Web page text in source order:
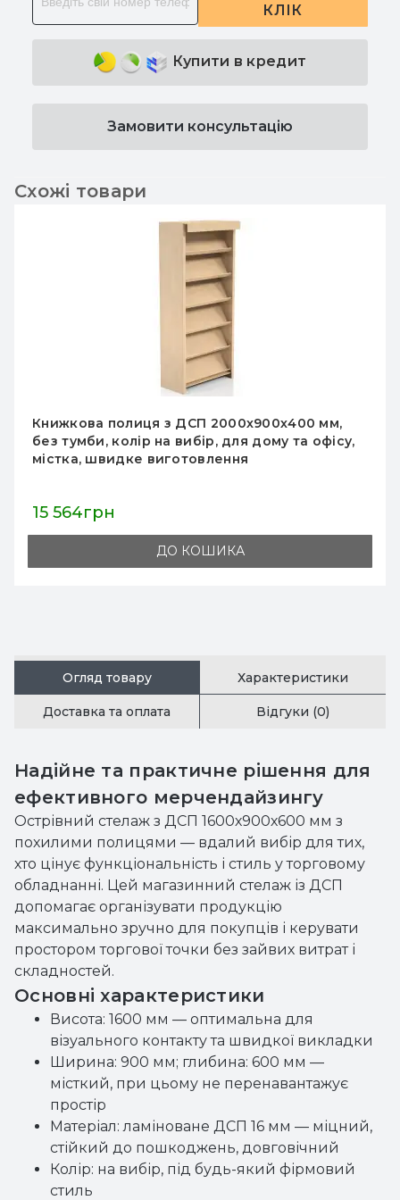
КЛІК
Купити в кредит
Замовити консультацію
Схожі товари
Книжкова шафа з тумбою 2000х900х400 мм,
колір на вибір, ДСП, для зберігання та
організації книг, шафа з полицями для дому
16 356грн
ДО КОШИКА
Огляд товару Характеристики
Доставка та оплата Відгуки (0)
Надійне та практичне рішення для
ефективного мерчендайзингу
Острівний стелаж з ДСП 1600х900х600 мм з
похилими полицями — вдалий вибір для тих,
хто цінує функціональність і стиль у торговому
обладнанні. Цей магазинний стелаж із ДСП
допомагає організувати продукцію
максимально зручно для покупців і керувати
простором торгової точки без зайвих витрат і
складностей.
Основні характеристики
Висота: 1600 мм — оптимальна для
візуального контакту та швидкої викладки
Ширина: 900 мм; глибина: 600 мм —
місткий, при цьому не перенавантажує
простір
Матеріал: ламіноване ДСП 16 мм — міцний,
стійкий до пошкоджень, довговічний
Колір: на вибір, під будь-який фірмовий
стиль